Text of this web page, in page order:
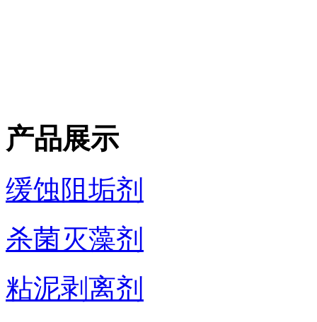
产品展示
缓蚀阻垢剂
杀菌灭藻剂
粘泥剥离剂